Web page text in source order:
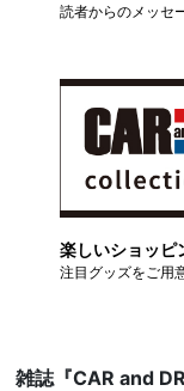
読者からのメッセ
楽しいショッピ
注目グッズをご用
雑誌『CAR and